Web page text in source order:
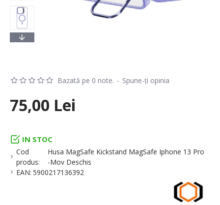
IN STOC
Cod
produs:
Husa MagSafe Kickstand MagSafe Iphone 13 Pro
-Mov Deschis
EAN: 5900217136392
Bazată pe 0 note. - Spune-ţi opinia
75,00 Lei